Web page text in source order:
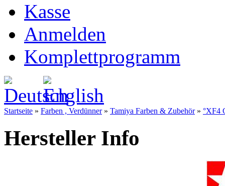
Kasse
Anmelden
Komplettprogramm
Startseite » Farben , Verdünner» Tamiya Farben & Zubehör» °XF4
Hersteller Info